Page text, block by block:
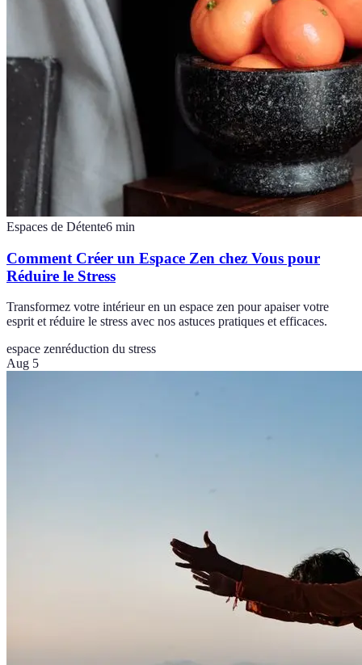
Espaces de Détente6 min
Comment Créer un Espace Zen chez Vous pour
Réduire le Stress
Transformez votre intérieur en un espace zen pour apaiser votre
esprit et réduire le stress avec nos astuces pratiques et efficaces.
espace zenréduction du stress
Aug 5